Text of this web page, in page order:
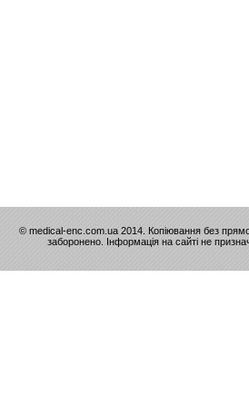
© medical-enc.com.ua 2014. Копіювання без
заборонено. Інформація на сайті не